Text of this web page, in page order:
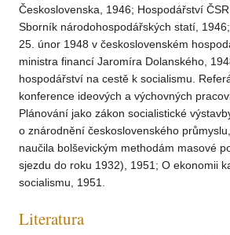
Československa, 1946; Hospodářství
Sborník národohospodářských statí,
25. únor 1948 v československém
ministra financí Jaromíra Dolanského,
hospodářství na cestě k socialismu.
konference ideových a výchovných
Plánování jako zákon socialistické
o znárodnění československého
naučila bolševickým methodám masové
sjezdu do roku 1932), 1951; O ekonomii
socialismu, 1951.
Literatura